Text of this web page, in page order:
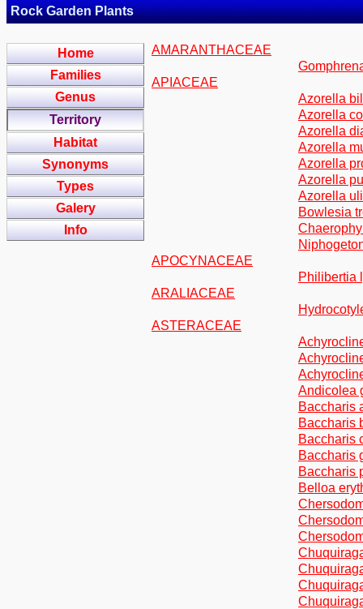
Rock Garden Plants
Home
Families
Genus
Territory
Habitat
Synonyms
Types
Galery
Info
AMARANTHACEAE
APIACEAE
Azorella
Azorella
Azorella
Azorella
Azorella
Azorella
Azorella
Bowlesia
APOCYNACEAE
Philibertia
ARALIACEAE
ASTERACEAE
Andicolea
Baccharis
Baccharis
Baccharis
Baccharis
Baccharis
Belloa